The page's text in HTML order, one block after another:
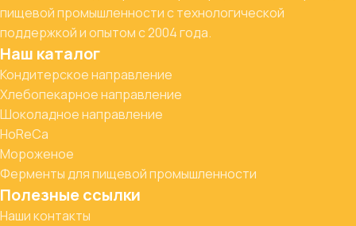
пищевой промышленности с технологической
поддержкой и опытом с 2004 года.
Наш каталог
Кондитерское направление
Хлебопекарное направление
Шоколадное направление
HoReCa
Мороженое
Ферменты для пищевой промышленности
Полезные ссылки
Наши контакты